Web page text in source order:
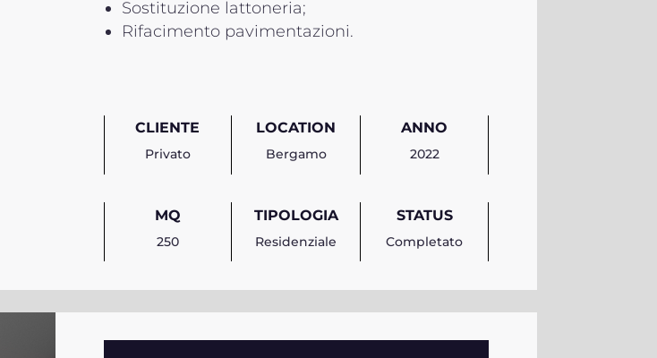
Sostituzione lattoneria;
Rifacimento pavimentazioni.
CLIENTE
Privato
LOCATION
Bergamo
ANNO
2022
MQ
250
TIPOLOGIA
Residenziale
STATUS
Completato